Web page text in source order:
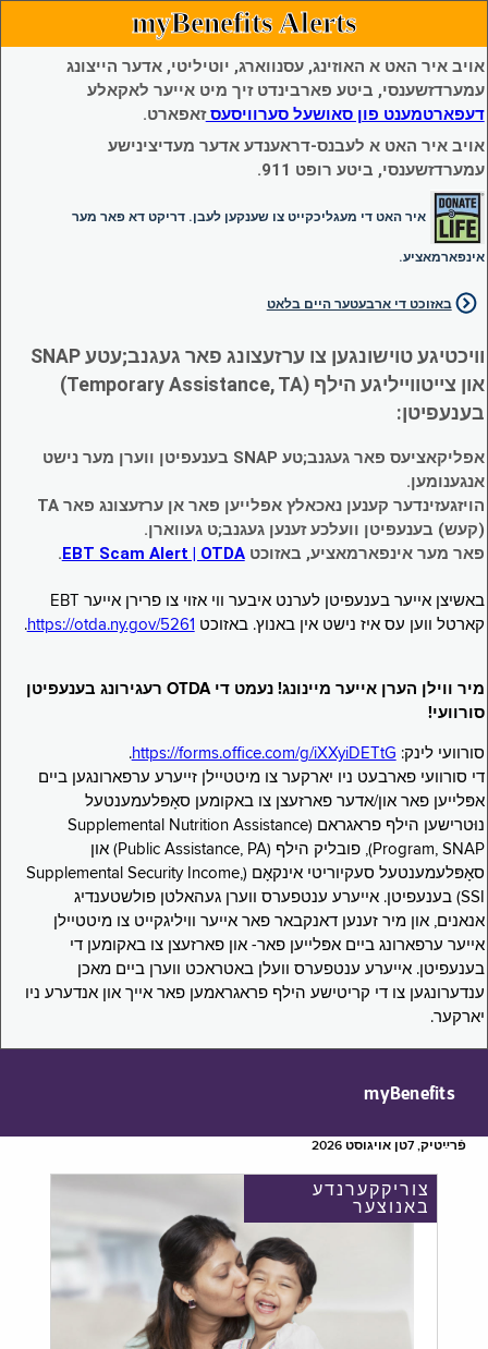
myBenefits Alerts
אויב איר האט א האוזינג, עסנווארג, יוטיליטי, אדער הייצונג
עמערדזשענסי, ביטע פארבינדט זיך מיט אייער לאקאלע
דעפארטמענט פון סאושעל סערוויסעסזאפארט.
אויב איר האט א לעבנס-דראענדע אדער מעדיצינישע
עמערדזשענסי, ביטע רופט 911.
איר האט די מעגליכקייט צו שענקען לעבן. דריקט דא פאר מער
אינפארמאציע.
באזוכט די ארבעטער היים בלאט
וויכטיגע טוישונגען צו ערזעצונג פאר געגנב;עטע SNAP
און צייטווייליגע הילף (Temporary Assistance, TA)
בענעפיטן:
אפליקאציעס פאר געגנב;טע SNAP בענעפיטן ווערן מער נישט
אנגענומען.
הויזגעזינדער קענען נאכאלץ אפּלייען פאר אן ערזעצונג פאר TA
(קעש) בענעפיטן וועלכע זענען געגנב;ט געווארן.
פאר מער אינפארמאציע, באזוכטEBT Scam Alert | OTDA
.
באשיצן אייער בענעפיטן לערנט איבער ווי אזוי צו פרירן אייער EBT
קארטל ווען עס איז נישט אין באנוץ. באזוכט https://otda.ny.gov/5261
.
מיר ווילן הערן אייער מיינונג! נעמט די OTDA רעגירונג בענעפיטן
סורוועי!
סורוועי לינק: https://forms.office.com/g/iXXyiDETtG
.
די סורוועי פארבעט ניו יארקער צו מיטטיילן זייערע ערפארונגען ביים
אפּלייען פאר און/אדער פארזעצן צו באקומען סאָפּלעמענטעל
נוּטרישען הילף פראגראם (Supplemental Nutrition Assistance
Program, SNAP), פובליק הילף (Public Assistance, PA) און
סאָפּלעמענטעל סעקיוריטי אינקאָם (Supplemental Security Income,
SSI) בענעפיטן. אייערע ענטפערס ווערן געהאלטן פולשטענדיג
אנאנים, און מיר זענען דאנקבאר פאר אייער וויליגקייט צו מיטטיילן
אייער ערפארונג ביים אפּלייען פאר- און פארזעצן צו באקומען די
בענעפיטן. אייערע ענטפערס וועלן באטראכט ווערן ביים מאכן
ענדערונגען צו די קריטישע הילף פראגראמען פאר אייך און אנדערע ניו
יארקער.
myBenefits
פֿרײַטיק, 7טן אויגוסט 2026
צוריקקערנדע
באנוצער